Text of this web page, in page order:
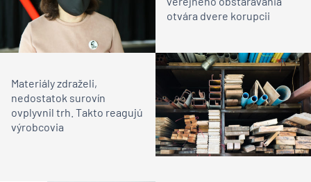
otvára dvere korupcii
Materiály zdraželi,
nedostatok surovín
ovplyvnil trh. Takto reagujú
výrobcovia